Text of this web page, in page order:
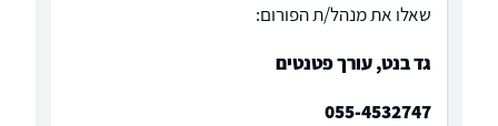
שאלו את מנהל/ת הפורום:
גד בנט, עורך פטנטים
055-4532747